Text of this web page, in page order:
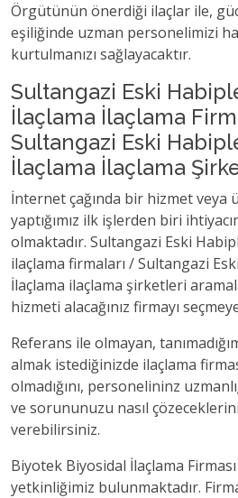
Örgütünün önerdiği ilaçlar ile,
eşiliğinde uzman personelimizi
kurtulmanızı sağlayacaktır.
Sultangazi Eski
İlaçlama İlaçlama
Sultangazi Eski
İlaçlama İlaçlama
İnternet çağında bir hizmet veya
yaptığımız ilk işlerden biri
olmaktadır. Sultangazi Eski
ilaçlama firmaları / Sultangazi
İlaçlama ilaçlama şirketleri
hizmeti alacağınız firmayı seçmeye
Referans ile olmayan,
almak istediğinizde ilaçlama
olmadığını, personelininz
ve sorununuzu nasıl
verebilirsiniz.
Biyotek Biyosidal İlaçlama
yetkinliğimiz bulunmaktadır.